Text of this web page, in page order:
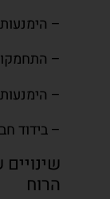
–
–
–
– בידוד
הרוח